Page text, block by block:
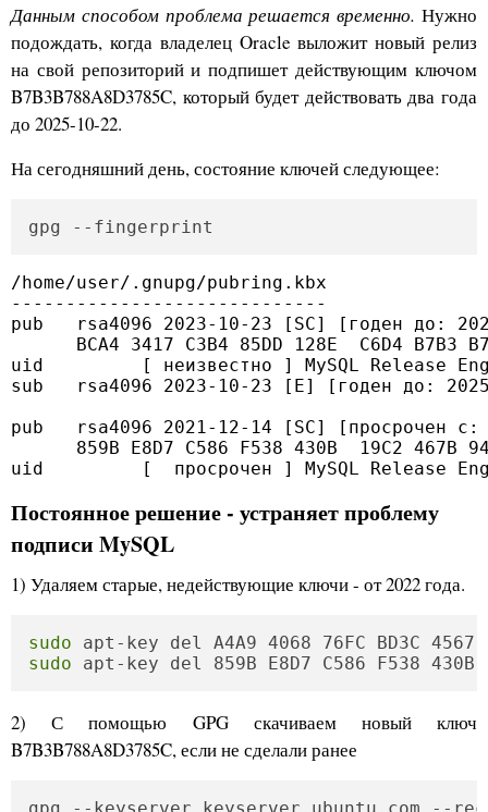
Данным способом проблема решается временно. Нужно
подождать, когда владелец Oracle выложит новый релиз
на свой репозиторий и подпишет действующим ключом
B7B3B788A8D3785C, который будет действовать два года
до 2025-10-22.
На сегодняшний день, состояние ключей следующее:
gpg --fingerprint
/home/user/.gnupg/pubring.kbx
-----------------------------
pub   rsa4096 2023-10-23 [SC] [годен до:
BCA4 3417 C3B4 85DD 128E  C6D4 B7B3
uid         [ неизвестно ] MySQL Release
sub   rsa4096 2023-10-23 [E] [годен до:
pub   rsa4096 2021-12-14 [SC] [просрочен с:
859B E8D7 C586 F538 430B  19C2 467B
uid         [  просрочен ] MySQL Release
Постоянное решение - устраняет проблему
подписи MySQL
1) Удаляем старые, недействующие ключи - от 2022 года.
sudo
sudo apt-key del 859B E8D7 C586 F538 430B
2) С помощью GPG скачиваем новый ключ
B7B3B788A8D3785C, если не сделали ранее